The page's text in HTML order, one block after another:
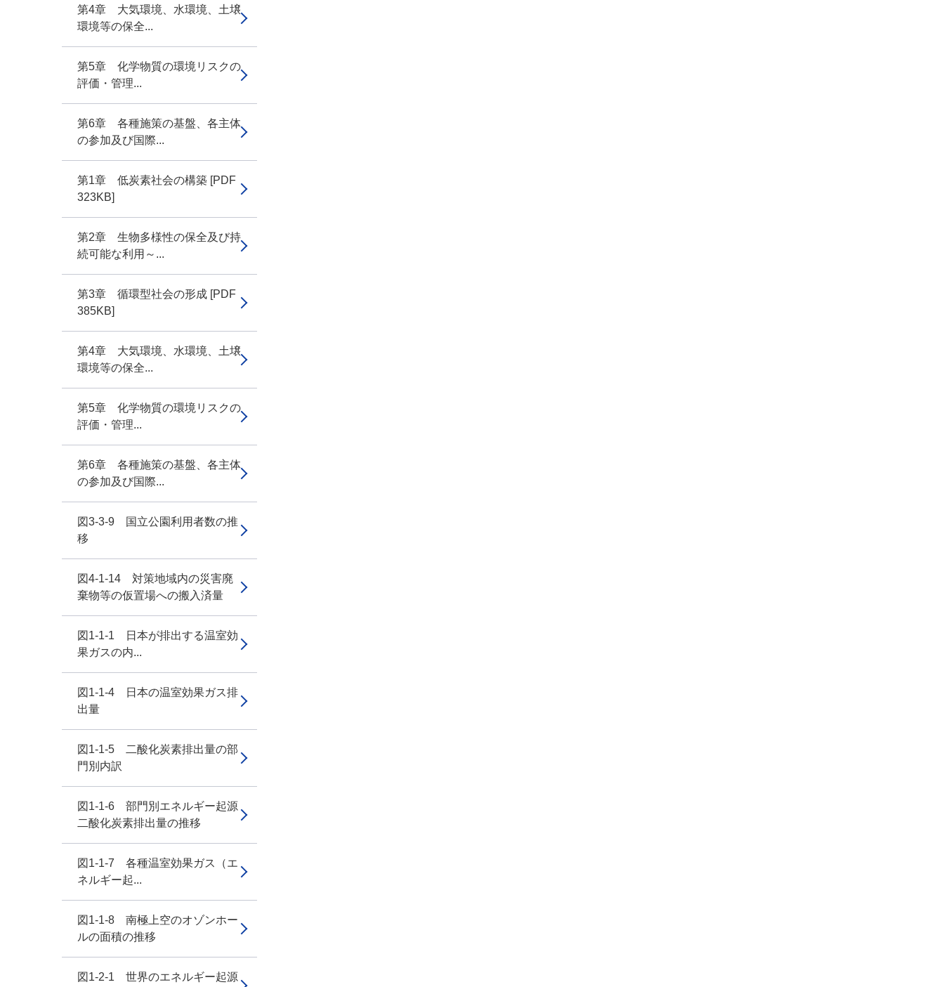
第4章 大気環境、水環境、土壌
環境等の保全...
第5章 化学物質の環境リスクの
評価・管理...
第6章 各種施策の基盤、各主体
の参加及び国際...
第1章 低炭素社会の構築 [PDF
323KB]
第2章 生物多様性の保全及び持
続可能な利用～...
第3章 循環型社会の形成 [PDF
385KB]
第4章 大気環境、水環境、土壌
環境等の保全...
第5章 化学物質の環境リスクの
評価・管理...
第6章 各種施策の基盤、各主体
の参加及び国際...
図3-3-9 国立公園利用者数の推
移
図4-1-14 対策地域内の災害廃
棄物等の仮置場への搬入済量
図1-1-1 日本が排出する温室効
果ガスの内...
図1-1-4 日本の温室効果ガス排
出量
図1-1-5 二酸化炭素排出量の部
門別内訳
図1-1-6 部門別エネルギー起源
二酸化炭素排出量の推移
図1-1-7 各種温室効果ガス（エ
ネルギー起...
図1-1-8 南極上空のオゾンホー
ルの面積の推移
図1-2-1 世界のエネルギー起源